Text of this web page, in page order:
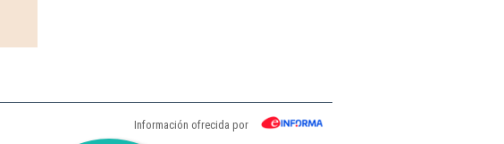
Información ofrecida por